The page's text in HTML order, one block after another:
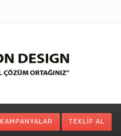
KAMPANYALAR TEKLIF AL